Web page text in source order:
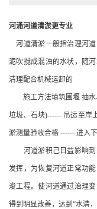
河涌河道清淤更专业
河道清淤一般指治理河
泥吹搅成混浊的水状，随
清理配合机械运卸的
施工方法填筑围堰 抽水
垃圾、石块)------ 吊运至岸
淤测量验收合格 ------ 进入
河道淤积己日益影响到
发挥，为恢复河道正常功
浚工程。使河道通过治理
得到明显改善，达到“水清